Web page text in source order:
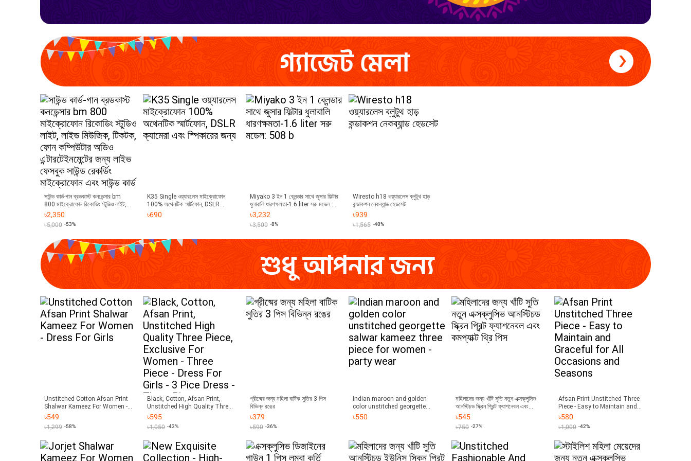
সাউন্ড কার্ড-গান ব্রডকাস্ট কনডেন্সার bm
800 মাইক্রোফোন রিকোডিং স্টুডিও লাইট,
লাইভ মিউজিক, টিকটক, ফোন কম্পিউটার
অডিও এন্টারটেইনমেন্টের জন্য লাইভ ফেসবুক
সাউন্ড রেকর্ডিং মাইক্রোফোন এবং সাউন্ড কার্ড
৳2,350
৳5,000 -53%
K35 Single ওয়্যারলেস মাইক্রোফোন
100% অথেনটিক স্মার্টফোন, DSLR
ক্যামেরা এবং স্পিকারের জন্য
৳690
Miyako 3 ইন 1 ব্লেন্ডার সাথে জুসার ফিল্টার
ধুলাবালি ধারণক্ষমতা-1.6 liter সরু মডেল:
508 b
৳3,232
৳3,500 -8%
Wiresto h18 ওয়্যারলেস ব্লুটুথ হাড়
কন্ডাকশন নেকব্যান্ড হেডসেট
৳939
৳1,565 -40%
Unstitched Cotton Afsan Print
Shalwar Kameez For Women -
Dress For Girls
৳549
৳1,299 -58%
Black, Cotton, Afsan Print,
Unstitched High Quality Three
Piece, Exclusive For Women -
Three Piece - Dress For Girls - 3
Pice Dress - Three Piece
৳595
৳1,050 -43%
গ্রীষ্মের জন্য মহিলা বাটিক সুতির 3 পিস
বিভিন্ন রঙের
৳379
৳590 -36%
Indian maroon and golden
color unstitched georgette
salwar kameez three piece for
women - party wear
৳550
মহিলাদের জন্য খাঁটি সুতি নতুন এক্সক্লুসিভ
আনস্টিচড স্ক্রিন প্রিন্ট ফ্যাশনেবল এবং
কমপ্যাক্ট থ্রি পিস
৳545
৳750 -27%
Afsan Print Unstitched Three
Piece - Easy to Maintain and
Graceful for All Occasions and
Seasons
৳580
৳1,000 -42%